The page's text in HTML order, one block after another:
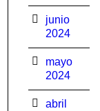
junio
2024
mayo
2024
abril